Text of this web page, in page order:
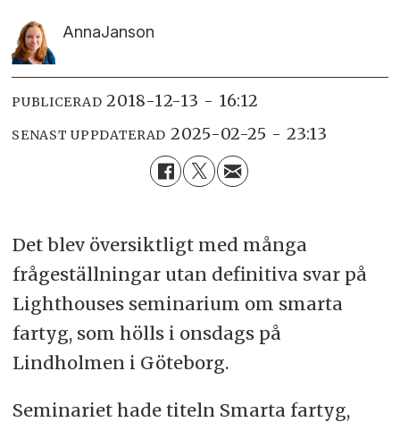
AnnaJanson
PUBLICERAD 2018-12-13 - 16:12
SENAST UPPDATERAD 2025-02-25 - 23:13
Det blev översiktligt med många
frågeställningar utan definitiva svar på
Lighthouses seminarium om smarta
fartyg, som hölls i onsdags på
Lindholmen i Göteborg.
Seminariet hade titeln Smarta fartyg,